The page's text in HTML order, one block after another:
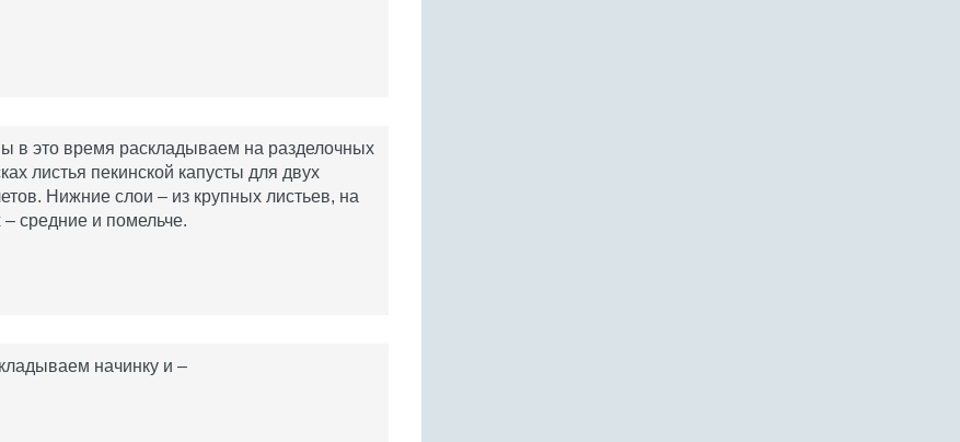
в это время раскладываем на разделочных
листья пекинской капусты для двух
Нижние слои – из крупных листьев, на
– средние и помельче.
начинку и –